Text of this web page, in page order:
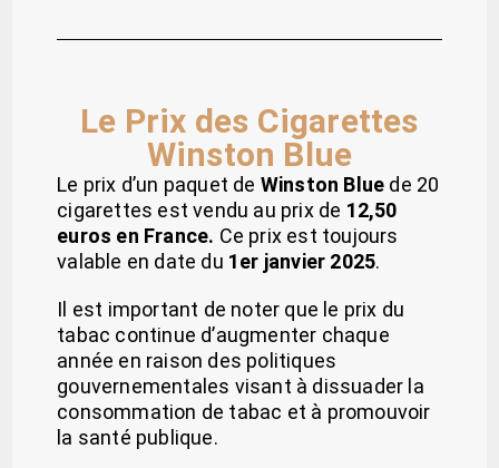
Le Prix des Cigarettes
Winston Blue
Le prix d’un paquet de Winston Blue de 20
cigarettes est vendu au prix de 12,50
euros en France. Ce prix est toujours
valable en date du 1er janvier 2025.
Il est important de noter que le prix du
tabac continue d’augmenter chaque
année en raison des politiques
gouvernementales visant à dissuader la
consommation de tabac et à promouvoir
la santé publique.